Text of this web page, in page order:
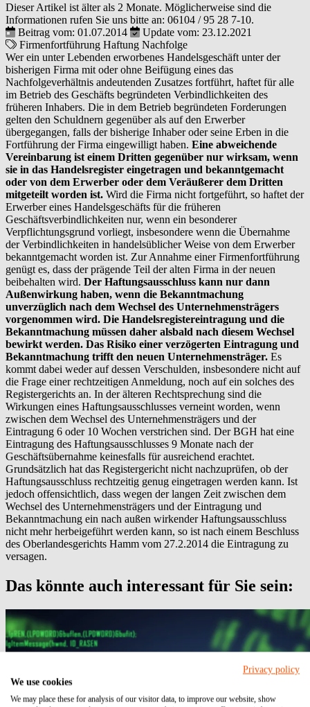
Dieser Artikel ist älter als 2 Monate. Möglicherweise sind die
Informationen rufen Sie uns bitte an: 06104 / 95 28 7-10.
Beitrag vom: 01.07.2014
Update vom: 23.12.2021
Firmenfortführung Haftung Nachfolge
Wer ein unter Lebenden erworbenes Handelsgeschäft unter der
bisherigen Firma mit oder ohne Beifügung eines das
Nachfolgeverhältnis andeutenden Zusatzes fortführt, haftet für alle
im Betrieb des Geschäfts begründeten Verbindlichkeiten des
früheren Inhabers. Die in dem Betrieb begründeten Forderungen
gelten den Schuldnern gegenüber als auf den Erwerber
übergegangen, falls der bisherige Inhaber oder seine Erben in die
Fortführung der Firma eingewilligt haben. Eine abweichende
Vereinbarung ist einem Dritten gegenüber nur wirksam, wenn
sie in das Handelsregister eingetragen und bekanntgemacht
oder von dem Erwerber oder dem Veräußerer dem Dritten
mitgeteilt worden ist. Wird die Firma nicht fortgeführt, so haftet der
Erwerber eines Handelsgeschäfts für die früheren
Geschäftsverbindlichkeiten nur, wenn ein besonderer
Verpflichtungsgrund vorliegt, insbesondere wenn die Übernahme
der Verbindlichkeiten in handelsüblicher Weise von dem Erwerber
bekanntgemacht worden ist. Zur Annahme einer Firmenfortführung
genügt es, dass der prägende Teil der alten Firma in der neuen
beibehalten wird. Der Haftungsausschluss kann nur dann
Außenwirkung haben, wenn die Bekanntmachung
unverzüglich nach dem Wechsel des Unternehmensträgers
vorgenommen wird. Die Handelsregistereintragung und die
Bekanntmachung müssen daher alsbald nach diesem Wechsel
bewirkt werden. Das Risiko einer verzögerten Eintragung und
Bekanntmachung trifft den neuen Unternehmensträger. Es
kommt dabei weder auf dessen Verschulden, insbesondere nicht auf
die Frage einer rechtzeitigen Anmeldung, noch auf ein solches des
Registergerichts an. In der älteren Rechtsprechung sind die
Wirkungen eines Haftungsausschlusses verneint worden, wenn
zwischen dem Wechsel des Unternehmensträgers und der
Eintragung 6 oder 10 Wochen verstrichen sind. Der BGH hat eine
Eintragung des Haftungsausschlusses 9 Monate nach der
Geschäftsübernahme keinesfalls für ausreichend erachtet.
Grundsätzlich hat das Registergericht nicht nachzuprüfen, ob der
Haftungsausschluss rechtzeitig genug eingetragen werden kann. Ist
jedoch offensichtlich, dass wegen der langen Zeit zwischen dem
Wechsel des Unternehmensträgers und der Eintragung und
Bekanntmachung ein nach außen wirkender Haftungsausschluss
nicht mehr herbeigeführt werden kann, so ist nach einem Beschluss
des Oberlandesgerichts Hamm vom 27.2.2014 die Eintragung zu
versagen.
Das könnte auch interessant für Sie sein:
Privacy policy
We use cookies
We may place these for analysis of our visitor data, to improve our website, show